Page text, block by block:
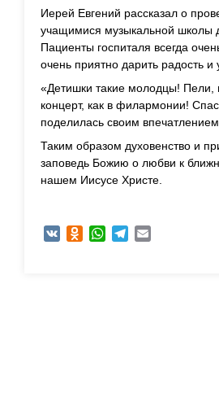
Иерей Евгений рассказал о
учащимися музыкальной школы
Пациенты госпиталя всегда
очень приятно дарить радость
«Детишки такие молодцы! Пели,
концерт, как в филармонии!
поделилась своим
Таким образом духовенство и
заповедь Божию о любви к
нашем Иисусе Христе.
VK Odnoklassniki
WhatsAppTelegram